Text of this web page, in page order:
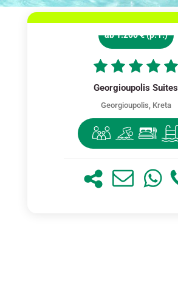
ab 1.200 € (p. P.)
Georgioupolis Suites
Georgioupolis, Kreta